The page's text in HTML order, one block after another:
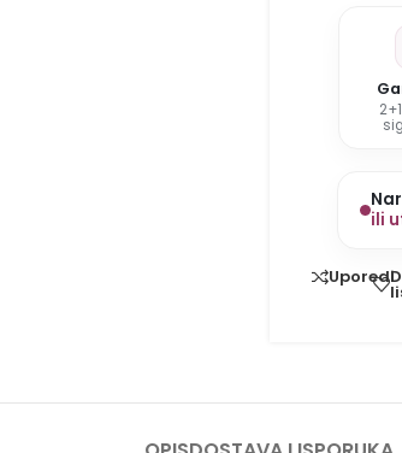
ili
Uporedi